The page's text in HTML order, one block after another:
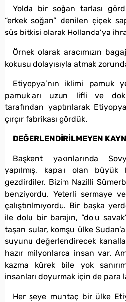
Yolda bir soğan tarlası
“erkek soğan” denilen çiçek
süs bitkisi olarak Hollanda’ya
Örnek olarak aracımızın
kokusu dolayısıyla atmak
Etiyopya’nın iklimi pamuk
pamukları uzun lifli ve
tarafından yaptırılarak
çırçır fabrikası gördük.
DEĞERLENDİRİLMEYEN
Başkent yakınlarında
yapılmış, kapalı olan büyük
gezdirdiler. Bizim Nazilli
benziyordu. Yeterli sermaye
çalıştırılmıyordu. Bir başka
ile dolu bir barajın, “dolu
taşan sular, komşu ülke
suyunu değerlendirecek kanallar
hazır milyonlarca insan var.
kazma kürek bile yok
insanları doyurmak için de para
Her şeye muhtaç bir ülke